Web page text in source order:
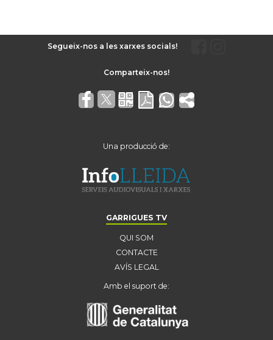
Segueix-nos a les xarxes socials!
Una producció de:
GARRIGUES TV
QUI SOM
CONTACTE
AVÍS LEGAL
Amb el suport de: